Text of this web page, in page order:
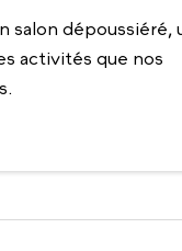
salon dépoussiéré,
activités que nos